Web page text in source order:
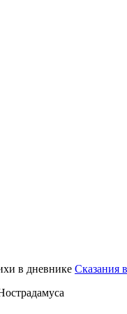
в дневнике Сказания